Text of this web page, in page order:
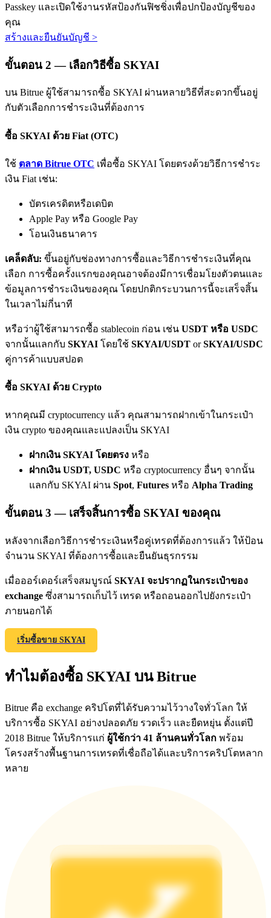
พันธมิตร Bitrue
พันธมิตร Bitrue
มากถึง 65% คอมมิชชั่น!
การแนะนำ
Deposit CASHCAT & Win
Deposit CASHCAT & Win
Exclusive for BitMart Users
Register & Trade to Win 500,000 USDT
Trade Gold & Silver · 33,333 USDT Bonus
USDT Flexible Staking | Daily Rewards
77,777+3k Rewards
Passkey และเปิดใช้งานรหัสป้องกันฟิชชิ่งเพื่อปกป้องบัญชีของ
คุณ
สร้างและยืนยันบัญชี >
ขั้นตอน 2 — เลือกวิธีซื้อ SKYAI
บน Bitrue ผู้ใช้สามารถซื้อ SKYAI ผ่านหลายวิธีที่สะดวกขึ้นอยู่
กับตัวเลือกการชำระเงินที่ต้องการ
ซื้อ SKYAI ด้วย Fiat (OTC)
ใช้ ตลาด Bitrue OTC เพื่อซื้อ SKYAI โดยตรงด้วยวิธีการชำระ
เงิน Fiat เช่น:
บัตรเครดิตหรือเดบิต
Apple Pay หรือ Google Pay
โอนเงินธนาคาร
เคล็ดลับ: ขึ้นอยู่กับช่องทางการซื้อและวิธีการชำระเงินที่คุณ
เลือก การซื้อครั้งแรกของคุณอาจต้องมีการเชื่อมโยงตัวตนและ
ข้อมูลการชำระเงินของคุณ โดยปกติกระบวนการนี้จะเสร็จสิ้น
ในเวลาไม่กี่นาที
หรือว่าผู้ใช้สามารถซื้อ stablecoin ก่อน เช่น USDT หรือ USDC
จากนั้นแลกกับ SKYAI โดยใช้ SKYAI/USDT orSKYAI/USDC
คู่การค้าแบบสปอต
ซื้อ SKYAI ด้วย Crypto
หากคุณมี cryptocurrency แล้ว คุณสามารถฝากเข้าในกระเป๋า
เงิน crypto ของคุณและแปลงเป็น SKYAI
ฝากเงิน SKYAI โดยตรง หรือ
ฝากเงิน USDT, USDC หรือ cryptocurrency อื่นๆ จากนั้น
แลกกับ SKYAI ผ่าน Spot, Futures หรือ Alpha Trading
ขั้นตอน 3 — เสร็จสิ้นการซื้อ SKYAI ของคุณ
หลังจากเลือกวิธีการชำระเงินหรือคู่เทรดที่ต้องการแล้ว ให้ป้อน
จำนวน SKYAI ที่ต้องการซื้อและยืนยันธุรกรรม
เมื่อออร์เดอร์เสร็จสมบูรณ์ SKYAI จะปรากฏในกระเป๋าของ
exchange ซึ่งสามารถเก็บไว้ เทรด หรือถอนออกไปยังกระเป๋า
ภายนอกได้
เริ่มซื้อขาย SKYAI
ทำไมต้องซื้อ SKYAI บน Bitrue
Bitrue คือ exchange คริปโตที่ได้รับความไว้วางใจทั่วโลก ให้
บริการซื้อ SKYAI อย่างปลอดภัย รวดเร็ว และยืดหยุ่น ตั้งแต่ปี
2018 Bitrue ให้บริการแก่ ผู้ใช้กว่า 41 ล้านคนทั่วโลก พร้อม
โครงสร้างพื้นฐานการเทรดที่เชื่อถือได้และบริการคริปโตหลาก
หลาย